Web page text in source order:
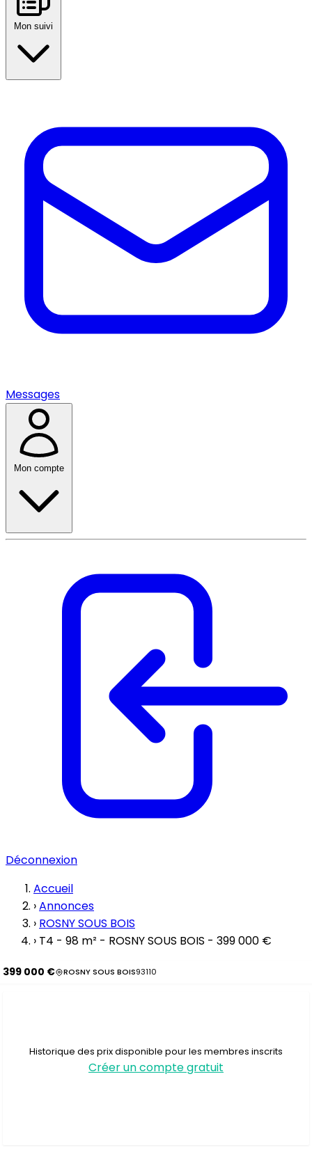
Mon suivi
Messages
Mon compte
Déconnexion
Accueil
›Annonces
› ROSNY SOUS BOIS
› T4 - 98 m² - ROSNY SOUS BOIS - 399 000 €
399 000 € ROSNY SOUS BOIS93110
Historique des prix disponible pour les membres inscrits
Créer un compte gratuit